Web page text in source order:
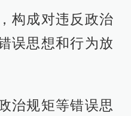
构成对违反政治
误思想和行为放
治规矩等错误思